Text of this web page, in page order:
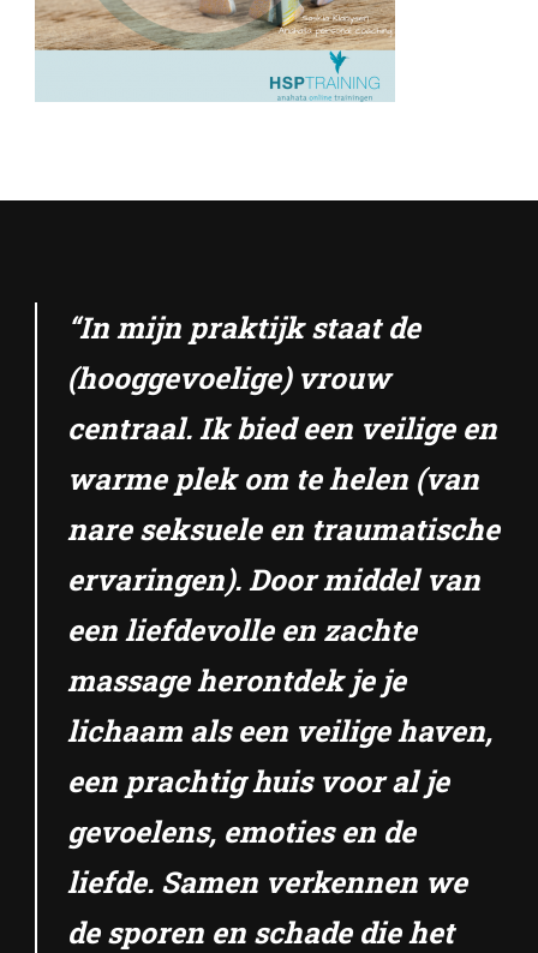
“In mijn praktijk staat de
(hooggevoelige) vrouw
centraal. Ik bied een veilige en
warme plek om te helen (van
nare seksuele en traumatische
ervaringen). Door middel van
een liefdevolle en zachte
massage herontdek je je
lichaam als een veilige haven,
een prachtig huis voor al je
gevoelens, emoties en de
liefde. Samen verkennen we
de sporen en schade die het